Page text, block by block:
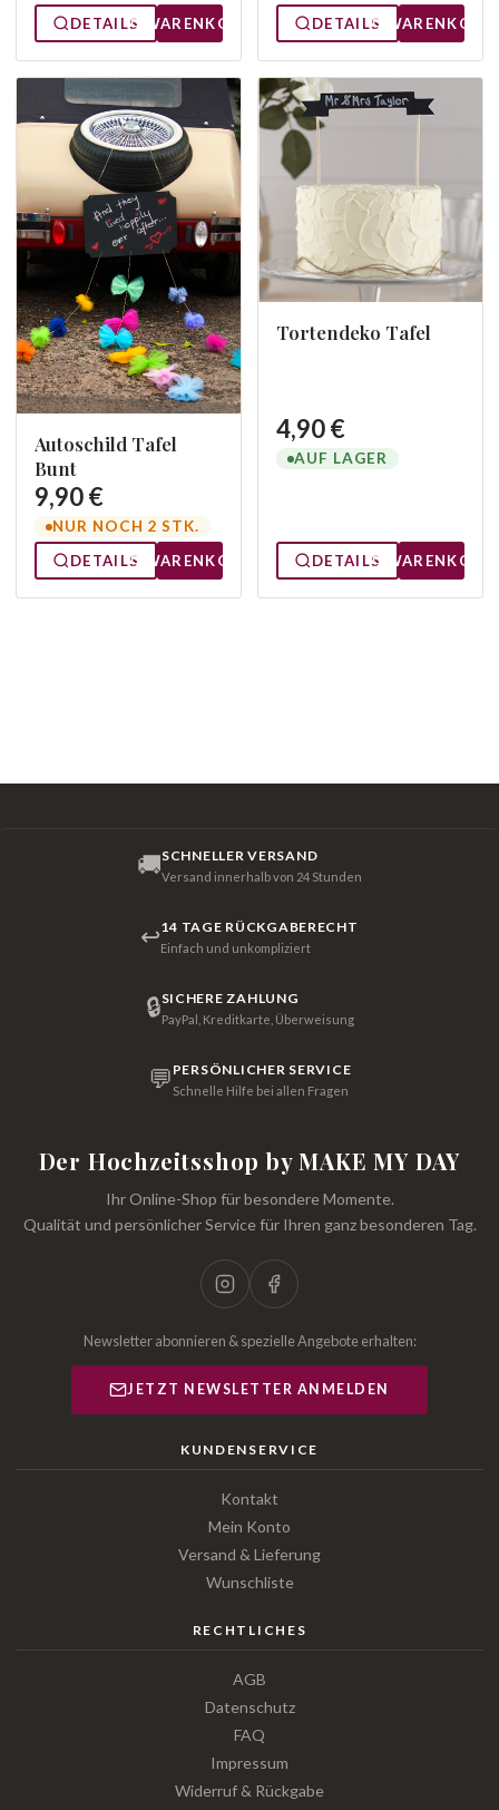
DETAILS WARENKORB
DETAILS
WARENKORB
Autoschild Tafel
Bunt
9,90 €
NUR NOCH 2 STK.
DETAILS
WARENKORB
Tortendeko Tafel
4,90 €
AUF LAGER
DETAILS WARENKORB
🚚SCHNELLER VERSAND
Versand innerhalb von 24 Stunden
↩14 TAGE RÜCKGABERECHT
Einfach und unkompliziert
🔒SICHERE ZAHLUNG
PayPal, Kreditkarte, Überweisung
💬 PERSÖNLICHER SERVICE
Schnelle Hilfe bei allen Fragen
Der Hochzeitsshop by MAKE MY DAY
Ihr Online-Shop für besondere Momente.
Qualität und persönlicher Service für Ihren ganz besonderen Tag.
Newsletter abonnieren & spezielle Angebote erhalten:
JETZT NEWSLETTER ANMELDEN
KUNDENSERVICE
Kontakt
Mein Konto
Versand & Lieferung
Wunschliste
RECHTLICHES
AGB
Datenschutz
FAQ
Impressum
Widerruf & Rückgabe